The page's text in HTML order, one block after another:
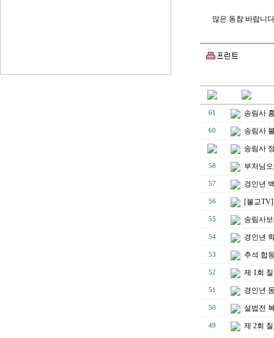
많은 동참 바랍니
61 송림사
60 송림사
송림사
58 부처님
57 경인년
56 [불교
55 송림사
54 경인년
53 추석 합
52 제 1회
51 경인년
50 설법전
49 제 2회